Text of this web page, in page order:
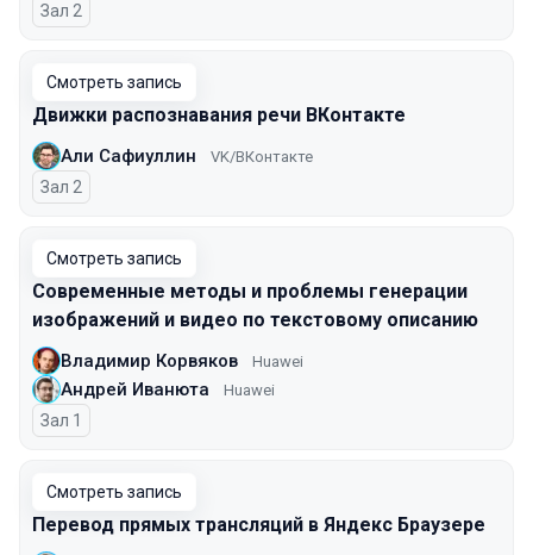
Зал 2
Смотреть запись
Движки распознавания речи ВКонтакте
Али Сафиуллин VK/ВКонтакте
Зал 2
Смотреть запись
Современные методы и проблемы генерации
изображений и видео по текстовому описанию
Владимир Корвяков Huawei
Андрей Иванюта Huawei
Зал 1
Смотреть запись
Перевод прямых трансляций в Яндекс Браузере